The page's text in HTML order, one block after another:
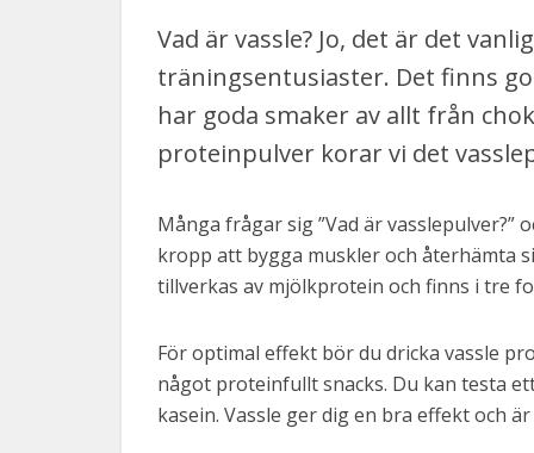
Vad är vassle? Jo, det är det
träningsentusiaster. Det finns
har goda smaker av allt från
proteinpulver korar vi det
Många frågar sig ”Vad är
kropp att bygga muskler och återhämta
tillverkas av mjölkprotein och finns i tre
För optimal effekt bör du dricka vassle
något proteinfullt snacks. Du kan testa
kasein. Vassle ger dig en bra effekt och